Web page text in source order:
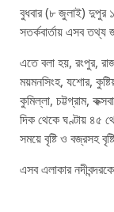
বুধবার (৮ জুলাই) দুপুর
সতর্কবার্তায় এসব তথ্য
এতে বলা হয়, রংপুর,
ময়মনসিংহ, যশোর,
কুমিল্লা, চট্টগ্রাম,
দিক থেকে ঘণ্টায় ৪৫
সময়ে বৃষ্টি ও বজ্রসহ
এসব এলাকার